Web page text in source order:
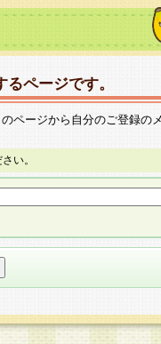
ページです。
ページから自分のご登録の
い。